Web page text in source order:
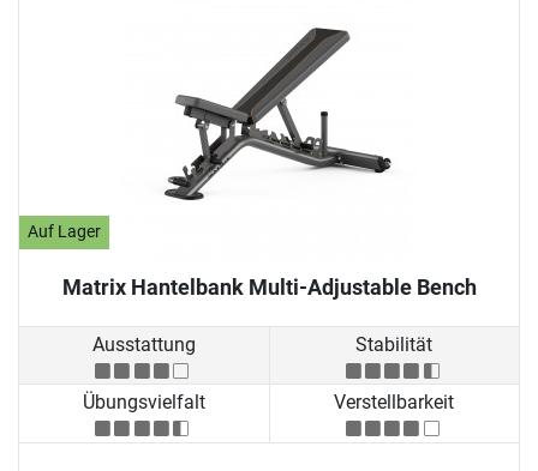
Auf Lager
Matrix Hantelbank Multi-Adjustable Bench
Ausstattung Stabilität
Übungsvielfalt Verstellbarkeit